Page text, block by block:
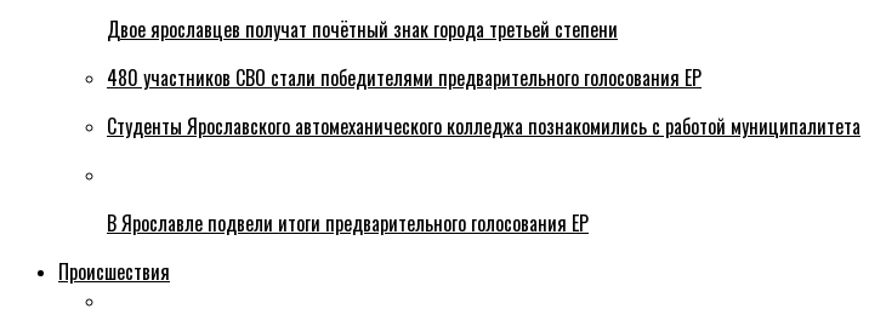
Двое ярославцев получат почётный знак города третьей степени
480 участников СВО стали победителями предварительного голосования ЕР
Студенты Ярославского автомеханического колледжа познакомились с работой муниципалитета
В Ярославле подвели итоги предварительного голосования ЕР
Происшествия